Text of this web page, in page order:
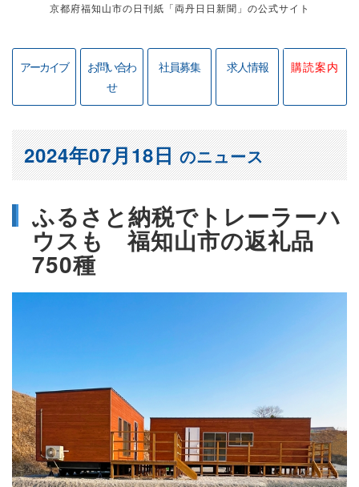
京都府福知山市の日刊紙「両丹日日新聞」の公式サイト
アーカイブ
お問い合わ
せ
社員募集 求人情報 購読案内
ふるさと納税でトレーラーハ
ウスも 福知山市の返礼品
750種
2024年07月18日のニュース